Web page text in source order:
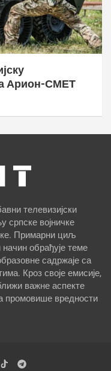
Арион-СМЕТ
телевизијски
српске војничке
Примарни циљ
обрађује теме
садржаје са
Кроз своје емисије,
важне аспекте
промовише вредности